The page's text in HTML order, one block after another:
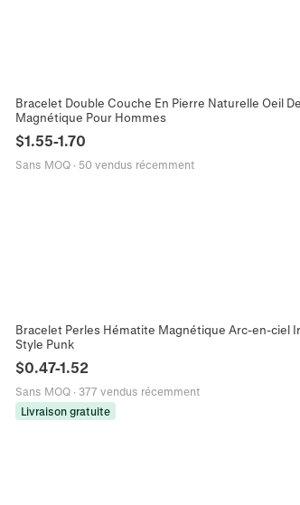
Bracelet Double Couche En Pierre Naturelle Oeil
Magnétique Pour Hommes
$1.55-1.70
Sans MOQ · 50 vendus récemment
Bracelet Perles Hématite Magnétique Arc-en-ciel
Style Punk
$0.47-1.52
Sans MOQ · 377 vendus récemment
Livraison gratuite